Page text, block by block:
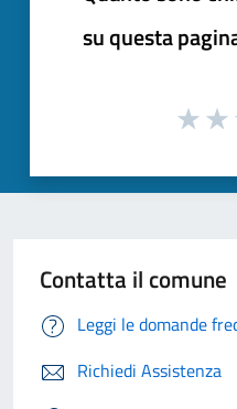
su questa
Contatta il comune
Leggi le domande
Richiedi Assistenza